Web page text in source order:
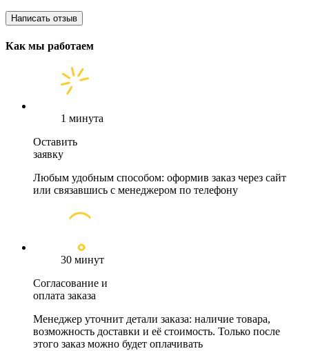
Написать отзыв
Как мы работаем
1 минута
Оставить
заявку
Любым удобным способом: оформив заказ через сайт
или связавшись с менеджером по телефону
30 минут
Согласование и
оплата заказа
Менеджер уточнит детали заказа: наличие товара,
возможность доставки и её стоимость. Только после
этого заказ можно будет оплачивать